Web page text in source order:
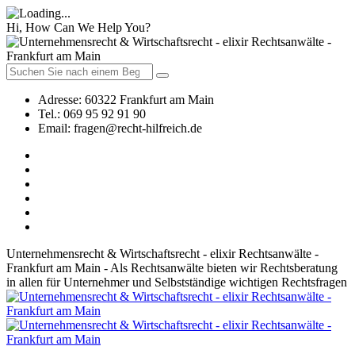
Hi, How Can We Help You?
Adresse: 60322 Frankfurt am Main
Tel.: 069 95 92 91 90
Email: fragen@recht-hilfreich.de
Unternehmensrecht & Wirtschaftsrecht - elixir Rechtsanwälte -
Frankfurt am Main - Als Rechtsanwälte bieten wir Rechtsberatung
in allen für Unternehmer und Selbstständige wichtigen Rechtsfragen